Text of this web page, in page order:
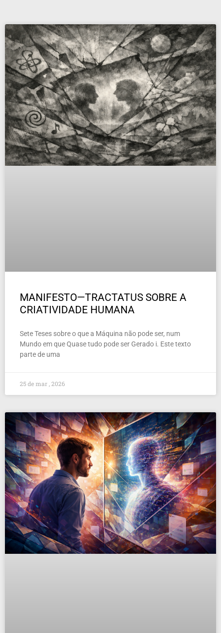
MANIFESTO—TRACTATUS SOBRE A
CRIATIVIDADE HUMANA
Sete Teses sobre o que a Máquina não pode ser, num
Mundo em que Quase tudo pode ser Gerado i. Este texto
parte de uma
25 de mar , 2026